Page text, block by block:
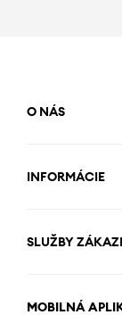
O NÁS
INFORMÁCIE
SLUŽBY
MOBILNÁ